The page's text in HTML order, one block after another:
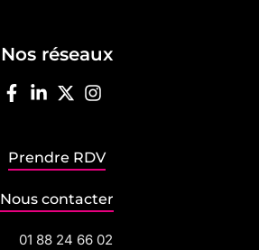
Nos réseaux
Prendre RDV
Nous contacter
01 88 24 66 02